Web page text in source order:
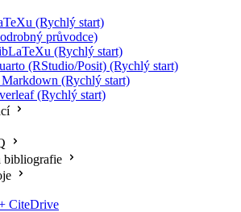
(Rychlý start)
průvodce)
(Rychlý start)
(RStudio/Posit) (Rychlý start)
(Rychlý start)
(Rychlý start)
bibliografie
CiteDrive